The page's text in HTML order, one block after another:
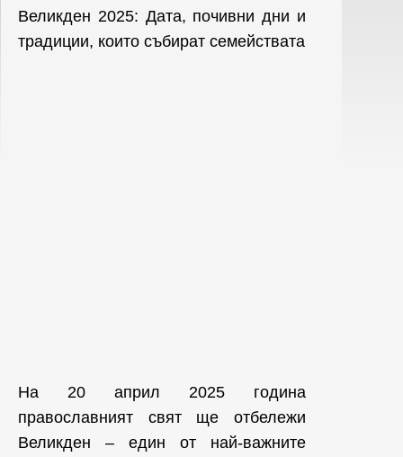
Великден 2025: Дата, почивни дни и
традиции, които събират семействата
На 20 април 2025 година
православният свят ще отбележи
Великден – един от най-важните